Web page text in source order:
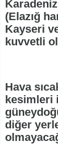
(Elazığ
Kayseri
kuvvetli
Hava
kesimleri
diğer